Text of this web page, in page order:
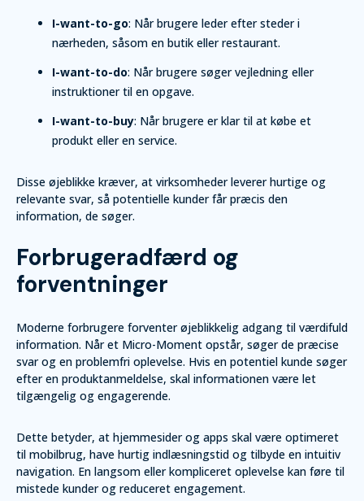
I-want-to-go: Når brugere leder efter steder i
nærheden, såsom en butik eller restaurant.
I-want-to-do: Når brugere søger vejledning eller
instruktioner til en opgave.
I-want-to-buy: Når brugere er klar til at købe et
produkt eller en service.
Disse øjeblikke kræver, at virksomheder leverer hurtige og
relevante svar, så potentielle kunder får præcis den
information, de søger.
Forbrugeradfærd og
forventninger
Moderne forbrugere forventer øjeblikkelig adgang til værdifuld
information. Når et Micro-Moment opstår, søger de præcise
svar og en problemfri oplevelse. Hvis en potentiel kunde søger
efter en produktanmeldelse, skal informationen være let
tilgængelig og engagerende.
Dette betyder, at hjemmesider og apps skal være optimeret
til mobilbrug, have hurtig indlæsningstid og tilbyde en intuitiv
navigation. En langsom eller kompliceret oplevelse kan føre til
mistede kunder og reduceret engagement.